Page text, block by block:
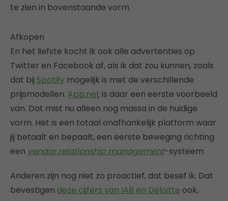
te zien in bovenstaande vorm.
Afkopen
En het liefste kocht ik ook alle advertenties op
Twitter en Facebook af, als ik dat zou kunnen, zoals
dat bij Spotify mogelijk is met de verschillende
prijsmodellen. App.net is daar een eerste voorbeeld
van. Dat mist nu alleen nog massa in de huidige
vorm. Het is een totaal onafhankelijk platform waar
jij betaalt en bepaalt, een eerste beweging richting
een vendor relationship management-systeem.
Anderen zijn nog niet zo proactief, dat besef ik. Dat
bevestigen deze cijfers van IAB en Deloitte ook,